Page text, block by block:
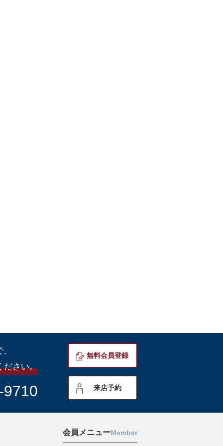
ださい。
9710
無料会員登録
来店予約
会員メニューMember